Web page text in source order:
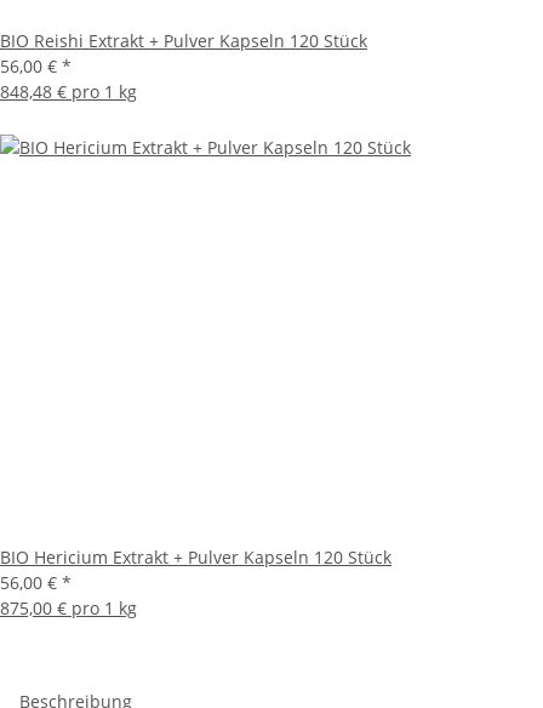
BIO Reishi Extrakt + Pulver Kapseln 120 Stück
56,00 € *
848,48 € pro 1 kg
BIO Hericium Extrakt + Pulver Kapseln 120 Stück
56,00 € *
875,00 € pro 1 kg
Beschreibung